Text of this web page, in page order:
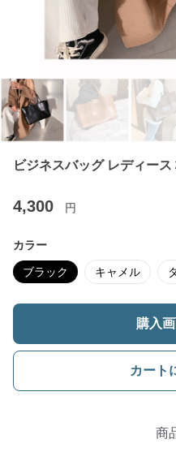
ビジネスバッグ レディー
4,300 円
カラー
ブラック キャメル
購入
カート
商